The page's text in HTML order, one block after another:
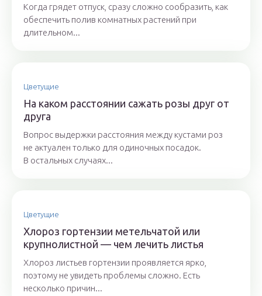
Когда грядет отпуск, сразу сложно сообразить, как
обеспечить полив комнатных растений при
длительном...
Цветущие
На каком расстоянии сажать розы друг от
друга
Вопрос выдержки расстояния между кустами роз
не актуален только для одиночных посадок.
В остальных случаях...
Цветущие
Хлороз гортензии метельчатой или
крупнолистной — чем лечить листья
Хлороз листьев гортензии проявляется ярко,
поэтому не увидеть проблемы сложно. Есть
несколько причин...